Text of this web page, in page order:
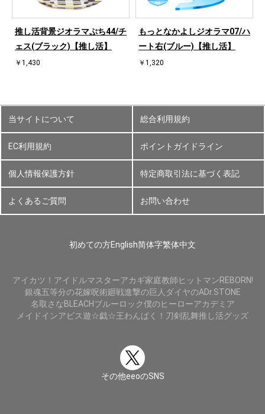
推し活背景ジオラマぷち44/チ
ェス(ブラック)【推し活】
￥1,430
もっとなかよしジオラマ07/ハ
ート右(ブルー)【推し活】
￥1,320
当サイトについて 総合利用規約
EC利用規約 ポイントガイドライン
個人情報保護方針 特定商取引法に基づく表記
よくあるご質問 お問い合わせ
初めての方English简体字繁体中文
アイカツ！ アイドルマスターアカギ家庭教師ヒットマンREBORN!
銀魂五等分の花嫁呪術廻戦進撃の巨人 ダイヤのADr.STONE
名取さなBLEACHブルーロック僕のヒーローアカデミア
メイドインアビス遊☆戯☆王わんぱく！刀剣乱舞推し活グッズ
その他eeoのSNS